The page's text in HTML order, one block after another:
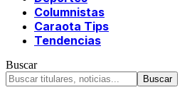
Columnistas
Caraota Tips
Tendencias
Buscar